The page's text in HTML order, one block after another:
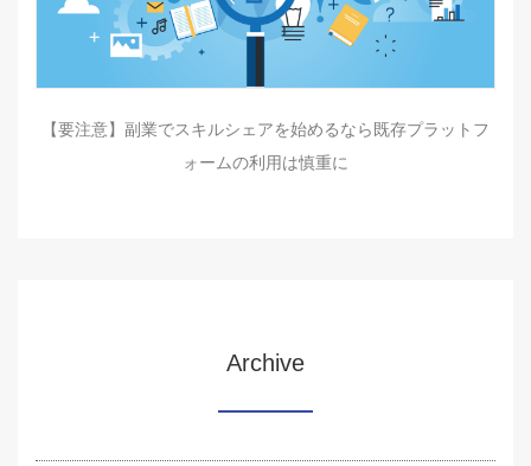
【要注意】副業でスキルシェアを始めるなら既存プラットフ
ォームの利用は慎重に
Archive